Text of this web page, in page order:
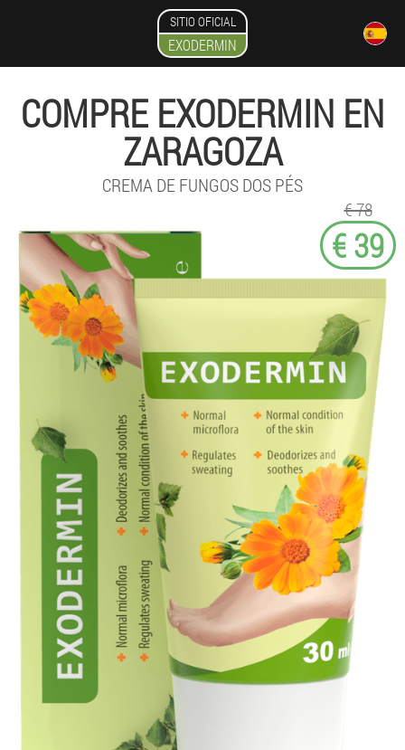
SITIO OFICIAL
EXODERMIN
COMPRE EXODERMIN EN
ZARAGOZA
CREMA DE FUNGOS DOS PÉS
€ 78
€ 39